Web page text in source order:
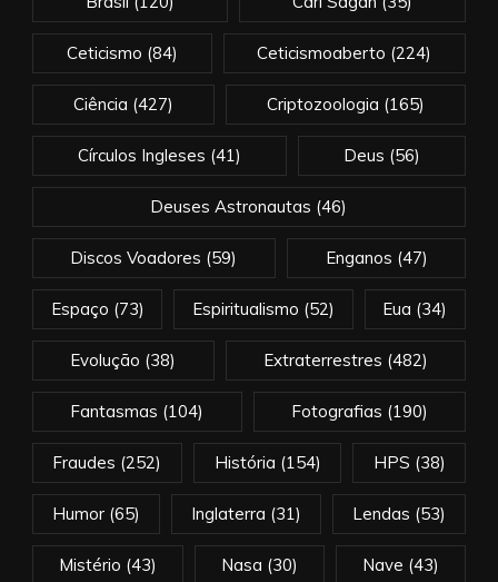
Ceticismo (84) Ceticismoaberto (224)
Ciência (427) Criptozoologia (165)
Círculos Ingleses (41) Deus (56)
Deuses Astronautas (46)
Discos Voadores (59) Enganos (47)
Espaço (73) Espiritualismo (52) Eua (34)
Evolução (38) Extraterrestres (482)
Fantasmas (104) Fotografias (190)
Fraudes (252) História (154) HPS (38)
Humor(65) Inglaterra (31) Lendas (53)
Mistério (43) Nasa (30) Nave (43)